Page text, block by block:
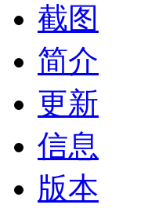
截图
简介
更新
信息
版本